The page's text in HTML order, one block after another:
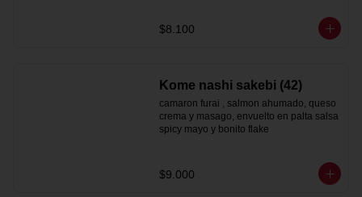
$8.100
Kome nashi sakebi (42)
camaron furai , salmon ahumado, queso
crema y masago, envuelto en palta salsa
spicy mayo y bonito flake
$9.000